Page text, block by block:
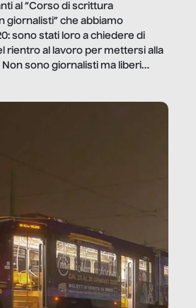
al “Corso di scrittura
giornalisti” che abbiamo
sono stati loro a chiedere di
rientro al lavoro per mettersi alla
sono giornalisti ma liberi